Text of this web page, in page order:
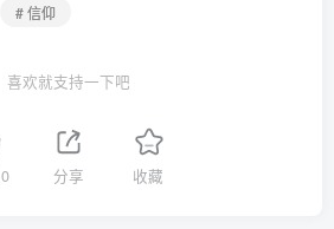
# 信仰
喜欢就支持一下吧
0 分享 收藏